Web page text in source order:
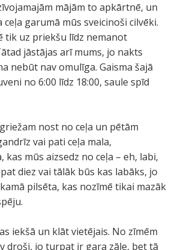
mājām to apkārtnē, un
ceļa garumā mūs sveicinoši cilvēki.
tik uz priekšu līdz nemanot
jāstājas arī mums, jo nakts
nebūt nav omulīga. Gaisma šajā
no 6:00 līdz 18:00, saule spīd
nost no ceļa un pētām
vai pati ceļa mala,
kas mūs aizsedz no ceļa – eh, labi,
diez vai tālāk būs kas labāks, jo
pilsēta, kas nozīmē tikai mazāk
iekšā un klāt vietējais. No zīmēm
droši, jo turpat ir gara zāle, bet tā